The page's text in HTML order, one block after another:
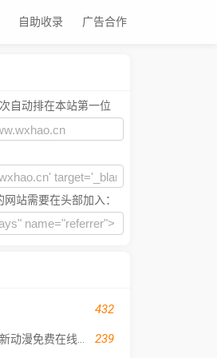
自助收录 广告合作
自动排在本站第一位
站需要在头部加入：
432
239